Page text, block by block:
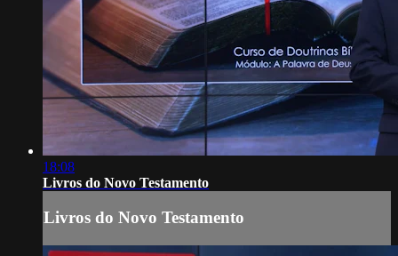
18:08
Livros do Novo Testamento
Livros do Novo Testamento